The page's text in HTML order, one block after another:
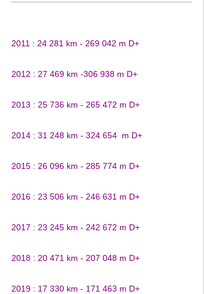
2011 : 24 281 km - 269 042 m D+
2012 : 27 469 km -306 938 m D+
2013 : 25 736 km - 265 472 m D+
2014 : 31 248 km - 324 654 m D+
2015 : 26 096 km - 285 774 m D+
2016 : 23 506 km - 246 631 m D+
2017 : 23 245 km - 242 672 m D+
2018 : 20 471 km - 207 048 m D+
2019 : 17 330 km - 171 463 m D+